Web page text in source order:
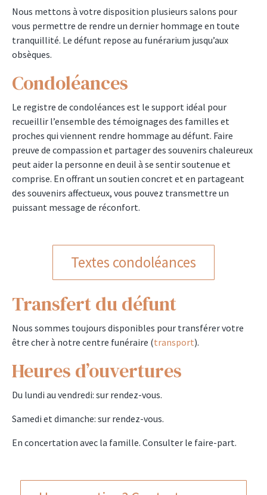
Nous mettons à votre disposition plusieurs salons pour
vous permettre de rendre un dernier hommage en toute
tranquillité. Le défunt repose au funérarium jusqu’aux
obsèques.
Condoléances
Le registre de condoléances est le support idéal pour
recueillir l’ensemble des témoignages des familles et
proches qui viennent rendre hommage au défunt. Faire
preuve de compassion et partager des souvenirs chaleureux
peut aider la personne en deuil à se sentir soutenue et
comprise. En offrant un soutien concret et en partageant
des souvenirs affectueux, vous pouvez transmettre un
puissant message de réconfort.
Textes condoléances
Transfert du défunt
Nous sommes toujours disponibles pour transférer votre
être cher à notre centre funéraire (transport).
Heures d’ouvertures
Du lundi au vendredi: sur rendez-vous.
Samedi et dimanche: sur rendez-vous.
En concertation avec la famille. Consulter le faire-part.